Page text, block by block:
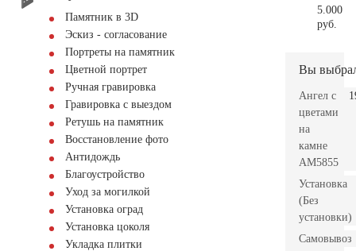
Памятник в 3D
Эскиз - согласование
Портреты на памятник
Цветной портрет
Ручная гравировка
Гравировка с выездом
Ретушь на памятник
Восстановление фото
Антидождь
Благоустройство
Уход за могилкой
Установка оград
Установка цоколя
Укладка плитки
5.000
руб.
Вы
Ангел с
цветами
на
камне
AM5855
Установка
(Без
установки)
Самовывоз